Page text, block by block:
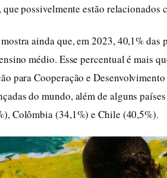
que possivelmente estão relacionados
ainda que, em 2023, 40,1% das
médio. Esse percentual é mais
para Cooperação e
do mundo, além de alguns
Colômbia (34,1%) e Chile (40,5%).